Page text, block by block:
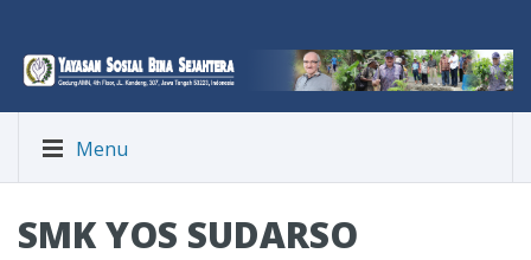
Menu
SMK YOS SUDARSO